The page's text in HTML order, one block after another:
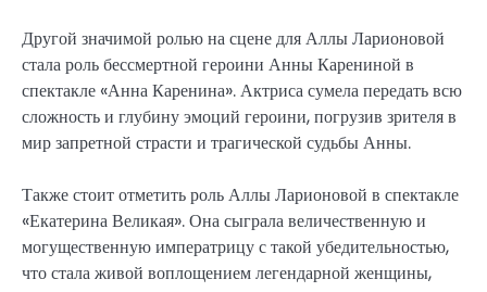
Другой значимой ролью на сцене для Аллы Ларионовой
стала роль бессмертной героини Анны Карениной в
спектакле «Анна Каренина». Актриса сумела передать всю
сложность и глубину эмоций героини, погрузив зрителя в
мир запретной страсти и трагической судьбы Анны.
Также стоит отметить роль Аллы Ларионовой в спектакле
«Екатерина Великая». Она сыграла величественную и
могущественную императрицу с такой убедительностью,
что стала живой воплощением легендарной женщины,